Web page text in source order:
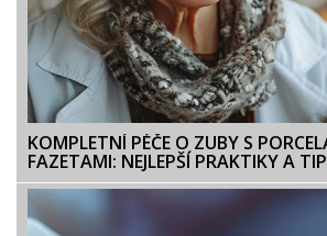
KOMPLETNÍ PÉČE O ZUBY S
FAZETAMI: NEJLEPŠÍ PRAKTIKY A